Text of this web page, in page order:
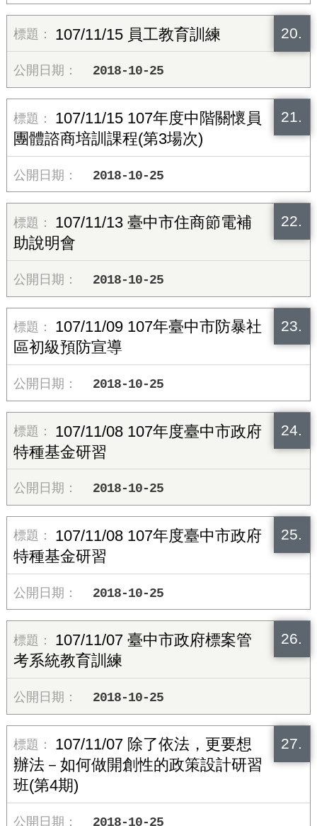
20.
107/11/15 員工教育訓練
2018-10-25
21.
107/11/15 107年度中階關懷員
團體諮商培訓課程(第3場次)
2018-10-25
22.
107/11/13 臺中市住商節電補
助說明會
2018-10-25
23.
107/11/09 107年臺中市防暴社
區初級預防宣導
2018-10-25
24.
107/11/08 107年度臺中市政府
特種基金研習
2018-10-25
25.
107/11/08 107年度臺中市政府
特種基金研習
2018-10-25
26.
107/11/07 臺中市政府標案管
考系統教育訓練
2018-10-25
27.
107/11/07 除了依法，更要想
辦法－如何做開創性的政策設計研習
班(第4期)
2018-10-25